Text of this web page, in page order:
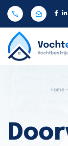
Home